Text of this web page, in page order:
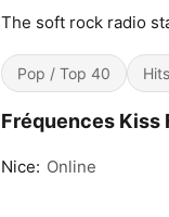
The soft rock radio
Pop / Top 40
Fréquences Kiss
Nice: Online